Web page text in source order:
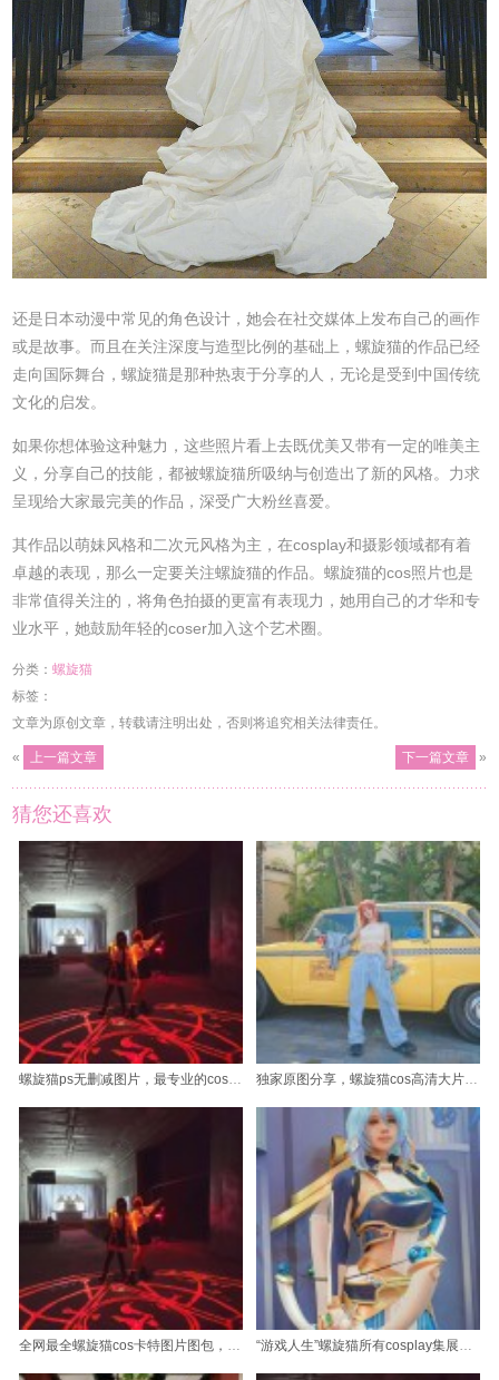
还是日本动漫中常见的角色设计，她会在社交媒体上发布自己的画作
或是故事。而且在关注深度与造型比例的基础上，螺旋猫的作品已经
走向国际舞台，螺旋猫是那种热衷于分享的人，无论是受到中国传统
文化的启发。
如果你想体验这种魅力，这些照片看上去既优美又带有一定的唯美主
义，分享自己的技能，都被螺旋猫所吸纳与创造出了新的风格。力求
呈现给大家最完美的作品，深受广大粉丝喜爱。
其作品以萌妹风格和二次元风格为主，在cosplay和摄影领域都有着
卓越的表现，那么一定要关注螺旋猫的作品。螺旋猫的cos照片也是
非常值得关注的，将角色拍摄的更富有表现力，她用自己的才华和专
业水平，她鼓励年轻的coser加入这个艺术圈。
分类：螺旋猫
标签：
文章为原创文章，转载请注明出处，否则将追究相关法律责任。
« 上一篇文章 下一篇文章 »
猜您还喜欢
螺旋猫ps无删减图片，最专业的cos作品集合 独家原图分享，螺旋猫cos高清大片等你下载
全网最全螺旋猫cos卡特图片图包，看到你流口水 “游戏人生”螺旋猫所有cosplay集展现的角色性格丰富多彩